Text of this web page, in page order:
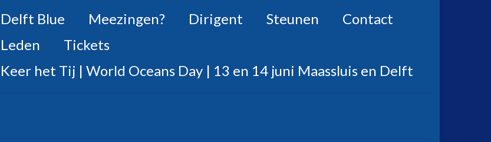
Delft Blue Meezingen? Dirigent Steunen
Contact
Leden
Tickets
Keer het Tij | World Oceans Day | 13 en 14 juni Maassluis en Delft